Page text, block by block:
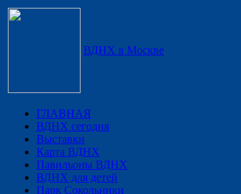
ВДНХ в Москве
ГЛАВНАЯ
ВДНХ сегодня
Выставки
Карта ВДНХ
Павильоны ВДНХ
ВДНХ для детей
Парк Сокольники